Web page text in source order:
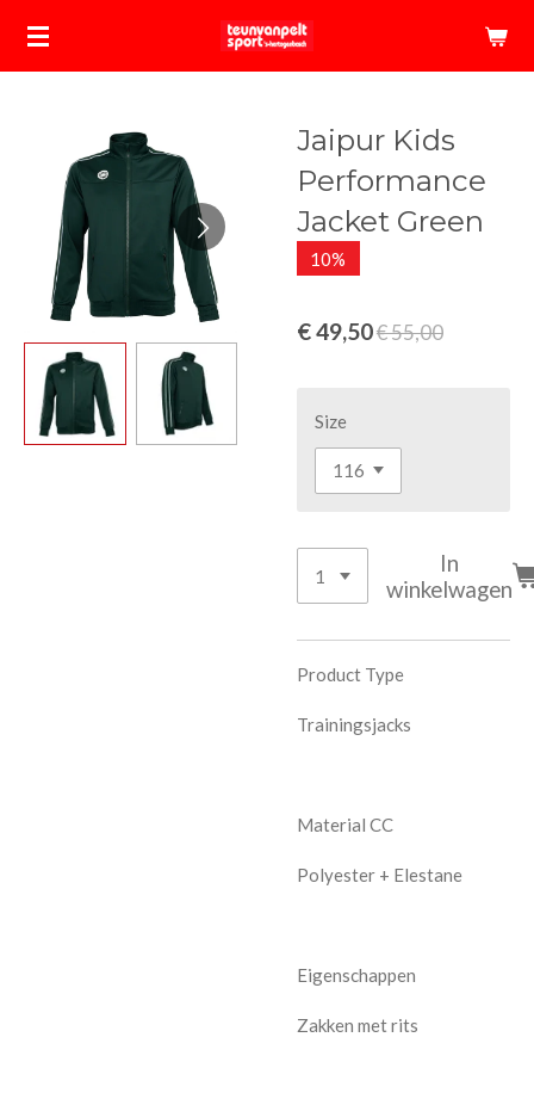
Ga
hoofdinhoud
Jaipur Kids
Performance
Jacket Green
10%
€ 49,50€ 55,00
Size
In
winkelwagen
Product Type
Trainingsjacks
Material CC
Polyester + Elestane
Eigenschappen
Zakken met rits